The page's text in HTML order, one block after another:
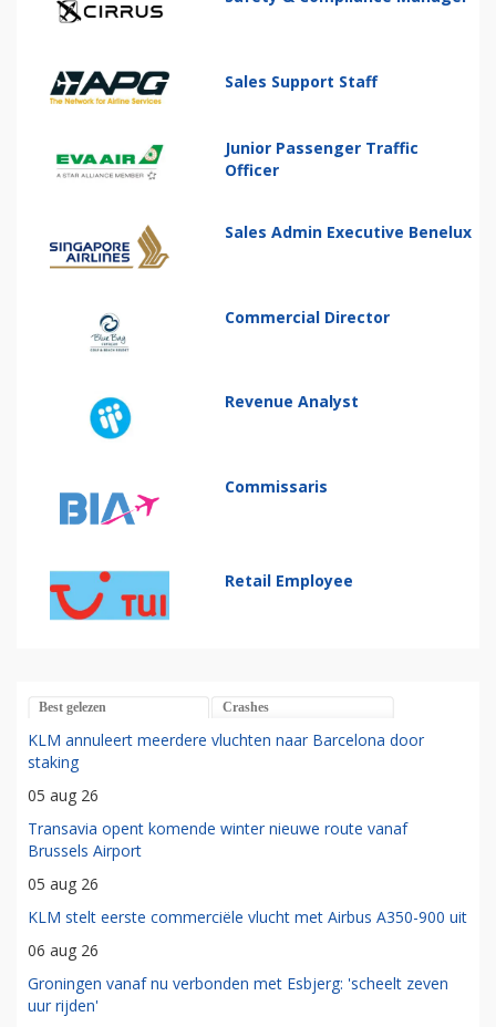
Sales Support Staff
Junior Passenger Traffic
Officer
Sales Admin Executive Benelux
Commercial Director
Revenue Analyst
Commissaris
Retail Employee
Best gelezen Crashes
KLM annuleert meerdere vluchten naar Barcelona door
staking
05 aug 26
Transavia opent komende winter nieuwe route vanaf
Brussels Airport
05 aug 26
KLM stelt eerste commerciële vlucht met Airbus A350-900 uit
06 aug 26
Groningen vanaf nu verbonden met Esbjerg: 'scheelt zeven
uur rijden'